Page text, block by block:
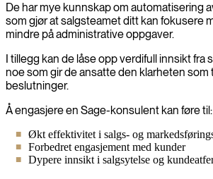
De har mye kunnskap om automatisering
som gjør at salgsteamet ditt kan fokusere
mindre på administrative oppgaver.
I tillegg kan de låse opp verdifull innsikt fra
noe som gir de ansatte den klarheten som
beslutninger.
Å engasjere en Sage-konsulent kan føre til:
Økt effektivitet i salgs- og
Forbedret engasjement med kunder
Dypere innsikt i salgsytelse og